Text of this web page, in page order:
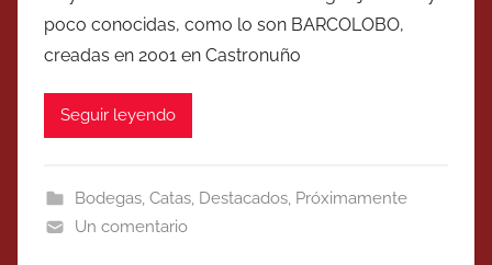
poco conocidas, como lo son BARCOLOBO,
creadas en 2001 en Castronuño
Seguir leyendo
Bodegas, Catas, Destacados, Próximamente
Un comentario